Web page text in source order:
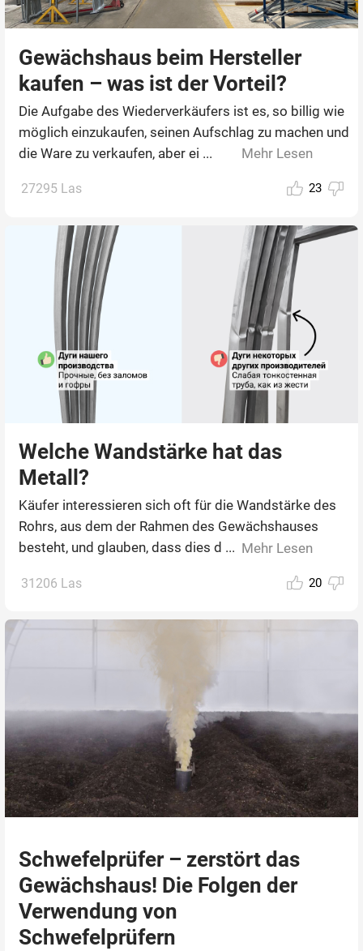
Gewächshaus beim Hersteller
kaufen – was ist der Vorteil?
Die Aufgabe des Wiederverkäufers ist es, so billig wie
möglich einzukaufen, seinen Aufschlag zu machen und
die Ware zu verkaufen, aber ei ...
Mehr Lesen
27295 Las 23
Welche Wandstärke hat das
Metall?
Käufer interessieren sich oft für die Wandstärke des
Rohrs, aus dem der Rahmen des Gewächshauses
besteht, und glauben, dass dies d ... Mehr Lesen
31206 Las 20
Schwefelprüfer – zerstört das
Gewächshaus! Die Folgen der
Verwendung von
Schwefelprüfern